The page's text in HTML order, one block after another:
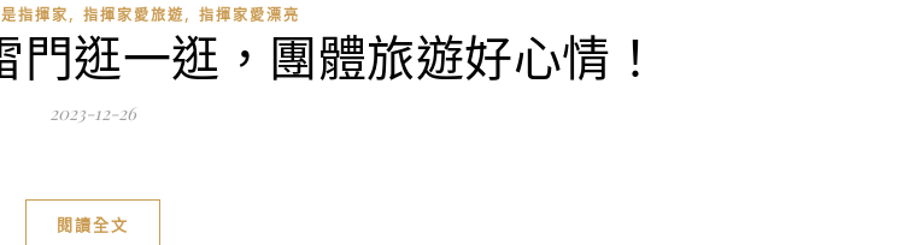
指揮家, 指揮家愛旅遊, 指揮家愛漂亮
逛一逛，團體旅遊好心情！
2023-12-26
閱讀全文